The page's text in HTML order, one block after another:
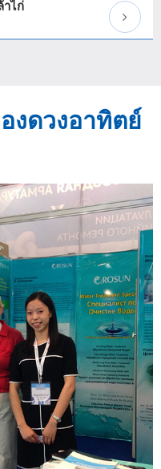
าไก่
ดวงอาทิตย์